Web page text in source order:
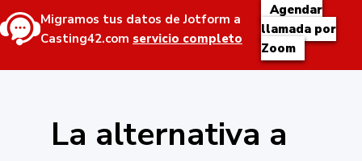
Migramos tus datos de Jotform a
Casting42.com servicio completo
Agendar
llamada por
Zoom
La alternativa a